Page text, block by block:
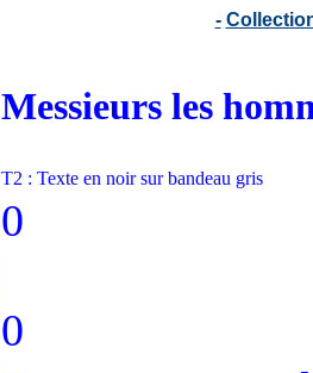
-
Messieurs les
T2 : Texte en noir sur bandeau gris
0
0